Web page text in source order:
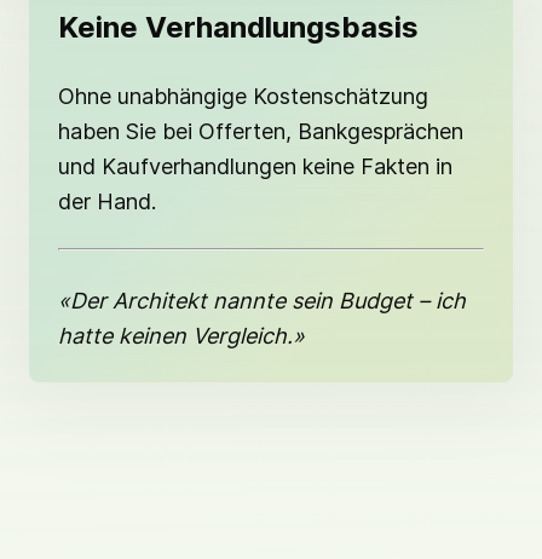
Keine Verhandlungsbasis
Ohne unabhängige Kostenschätzung
haben Sie bei Offerten, Bankgesprächen
und Kaufverhandlungen keine Fakten in
der Hand.
«Der Architekt nannte sein Budget – ich
hatte keinen Vergleich.»